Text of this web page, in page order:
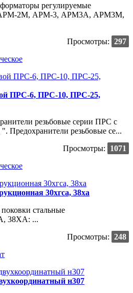
регулируемые
АРМ-2М, АРМ-3, АРМ3А, АРМ3М,
Просмотры: 297
ПРС-6, ПРС-10, ПРС-25,
резьбовые серии ПРС с
Предохранители резьбовые се...
Просмотры:
1071
30хгса, 38ха
стальные
38ХА: ...
Просмотры: 248
н307